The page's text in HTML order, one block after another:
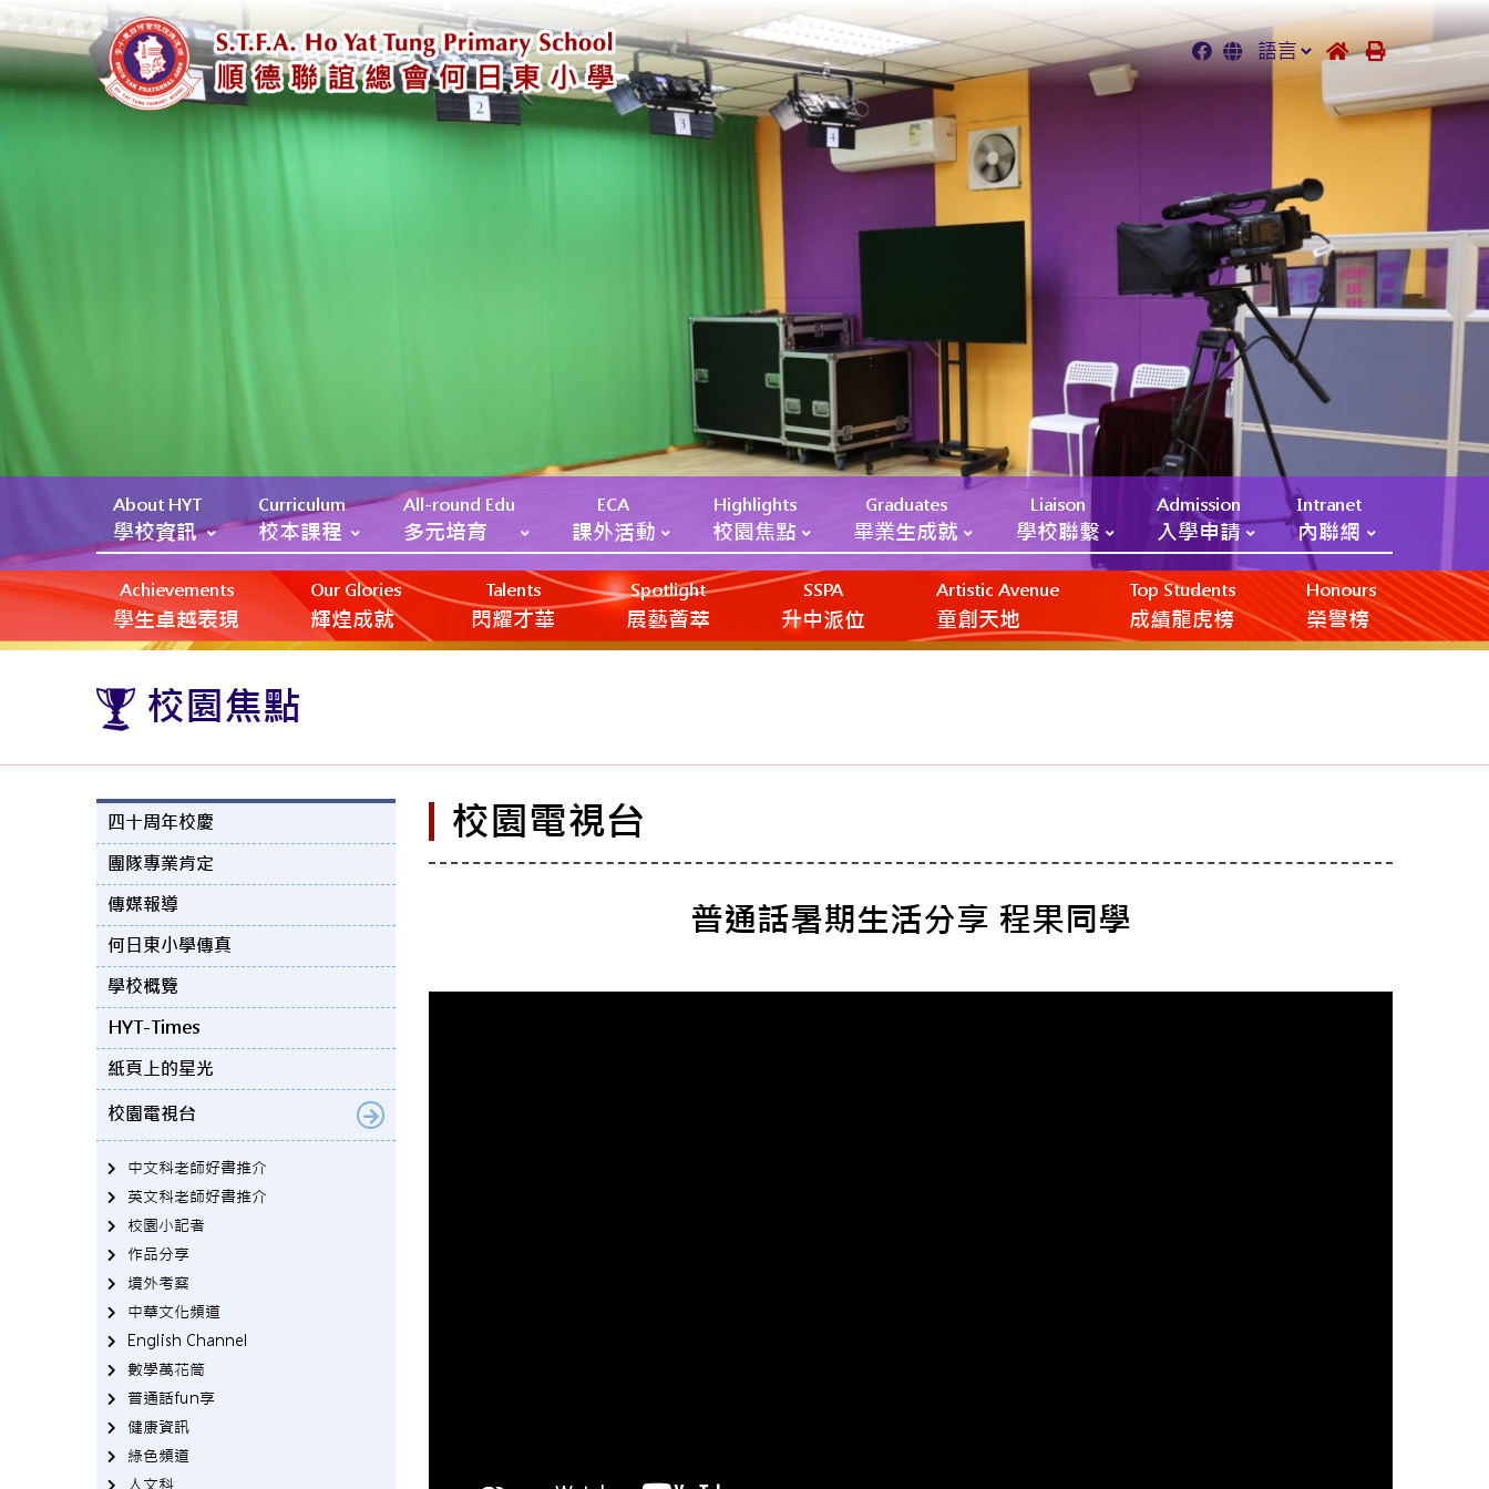
About HYT
學校資訊
Curriculum
校本課程
All-round Edu
多元培育
ECA
課外活動
Highlights
校園焦點
Graduates
畢業生成就
Liaison
學校聯繫
Admission
入學申請
Intranet
內聯網
Achievements
學生卓越表現
Our Glories
輝煌成就
Talents
閃耀才華
Spotlight
展藝薈萃
SSPA
升中派位
Artistic Avenue
‎‎‏‎ㅤ童創天地
Top Students
成績龍虎榜
Honours
榮譽榜
校園焦點
四十周年校慶
團隊專業肯定
傳媒報導
何日東小學傳真
學校概覽
HYT-Times
紙頁上的星光
校園電視台
中文科老師好書推介
英文科老師好書推介
校園小記者
作品分享
境外考察
中華文化頻道
English Channel
數學萬花筒
普通話fun享
健康資訊
綠色頻道
人文科
校園電視台
普通話暑期生活分享 程果同學